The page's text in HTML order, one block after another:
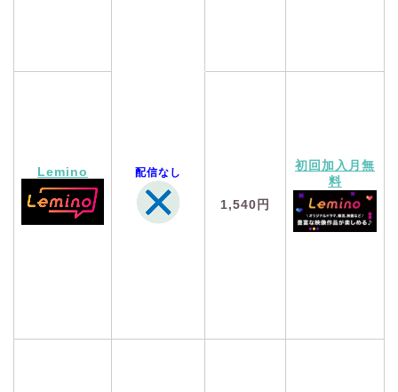
Lemino 配信なし
1,540円
初回加入月無
料